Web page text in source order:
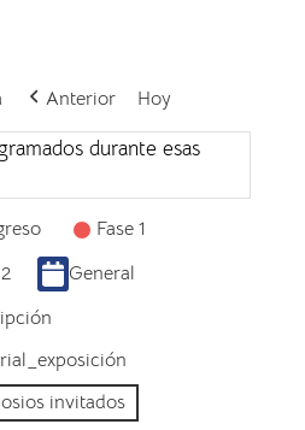
Anterior Hoy
durante esas
Fase 1
General
invitados